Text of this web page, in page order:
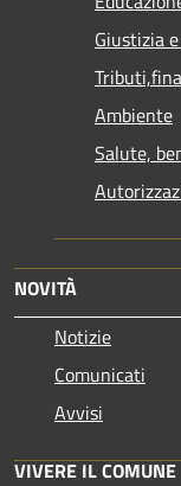
Giustizia
Ambiente
Salute,
NOVITÀ
Notizie
Comunicati
Avvisi
VIVERE IL COMUNE